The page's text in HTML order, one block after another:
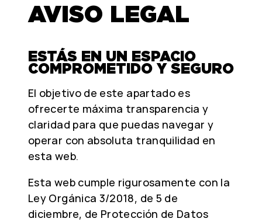
AVISO LEGAL
ESTÁS EN UN ESPACIO
COMPROMETIDO Y SEGURO
El objetivo de este apartado es
ofrecerte máxima transparencia y
claridad para que puedas navegar y
operar con absoluta tranquilidad en
esta web.
Esta web cumple rigurosamente con la
Ley Orgánica 3/2018, de 5 de
diciembre, de Protección de Datos